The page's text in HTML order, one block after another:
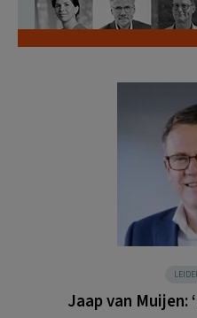
Jaap van Muijen: